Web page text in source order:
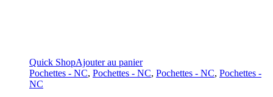
Quick ShopAjouter au panier
Pochettes - NC, Pochettes - NC, Pochettes - NC, Pochettes -
NC